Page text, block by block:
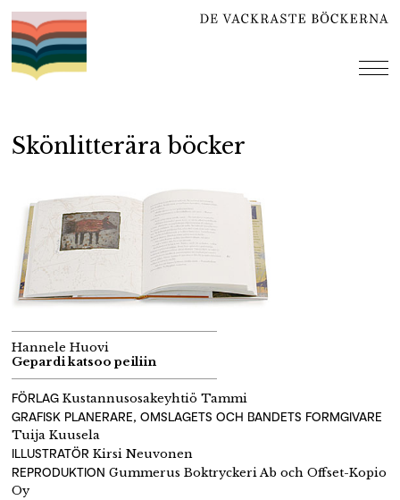
Hoppa
till
innehåll
Skönlitterära böcker
Hannele Huovi
Gepardi katsoo peiliin
FÖRLAG Kustannusosakeyhtiö Tammi
GRAFISK PLANERARE, OMSLAGETS OCH BANDETS FORMGIVARE
Tuija Kuusela
ILLUSTRATÖR Kirsi Neuvonen
REPRODUKTION Gummerus Boktryckeri Ab och Offset-Kopio
Oy